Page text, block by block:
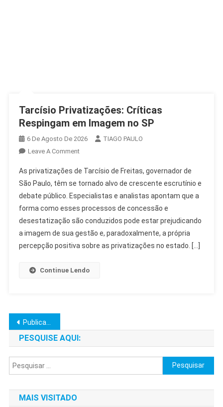
Tarcísio Privatizações: Críticas
Respingam em Imagem no SP
6 De Agosto De 2026
TIAGO PAULO
Leave A CommentOn
Privatizações:
Críticas
Respingam
Em
Imagem
No
As privatizações de Tarcísio de Freitas, governador de
São Paulo, têm se tornado alvo de crescente escrutínio e
debate público. Especialistas e analistas apontam que a
forma como esses processos de concessão e
desestatização são conduzidos pode estar prejudicando
a imagem de sua gestão e, paradoxalmente, a própria
percepção positiva sobre as privatizações no estado. […]
Continue Lendo
Navegação
por
posts
Publicações mais antigas
PESQUISE AQUI:
Pesquisar
por:
MAIS VISITADO